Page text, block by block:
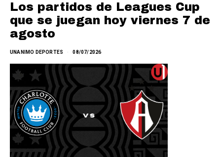
Los partidos de Leagues Cup
que se juegan hoy viernes 7 de
agosto
UNANIMO DEPORTES 08/07/2026